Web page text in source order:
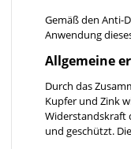
Gemäß den Anti-
Anwendung
Allgemeine
Durch das
Kupfer und Zink
Widerstandskraft
und geschützt.